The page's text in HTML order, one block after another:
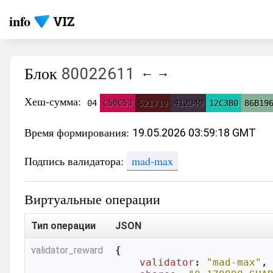
info
Блок 80022611 ← →
Хеш-сумма:
04 C50C53 521719 412D40 12C3B0 86B196
Время формирования: 19.05.2026 03:59:18 GMT
Подпись валидатора: mad-max
Виртуальные операции
Тип операции JSON
validator_reward
{
validator : "mad-max" ,